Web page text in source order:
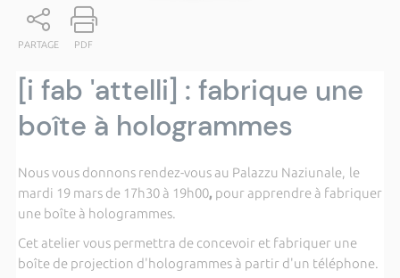
PARTAGE PDF
[i fab 'attelli] : fabrique une
boîte à hologrammes
Nous vous donnons rendez-vous au Palazzu Naziunale, le
mardi 19 mars de 17h30 à 19h00, pour apprendre à fabriquer
une boîte à hologrammes.
Cet atelier vous permettra de concevoir et fabriquer une
boîte de projection d'hologrammes à partir d'un téléphone.